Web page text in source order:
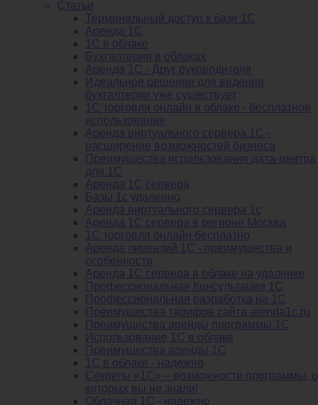
Статьи
Терминальный доступ к базе 1С
Аренда 1С
1С в облаке
Бухгалтерия в облаках
Аренда 1С - Друг руководителя
Идеальное решение для ведения
бухгалтерии уже существует
1С торговля онлайн в облаке - бесплатное
использование
Аренда виртуального сервера 1С -
расширение возможностей бизнеса
Преимущества использования дата-центра
для 1С
Аренда 1С сервера
Базы 1с удаленно
Аренда виртуального сервера 1с
Аренда 1С сервера в регионе Москва
1С торговля онлайн бесплатно
Аренда лицензий 1С - преимущества и
особенности
Аренда 1С сервера в облаке на удаленке
Профессиональная Консультация 1С
Профессиональная разработка на 1С
Преимущества тарифов сайта arenda1c.ru
Преимущества аренды программы 1С
Использование 1С в облаке
Преимущества аренды 1С
1С в облаке - надежно
Секреты «1С» – возможности программы, о
которых вы не знали!
Облачная 1С - надежно